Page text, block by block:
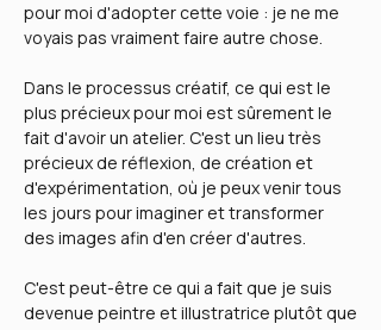
pour moi d'adopter cette voie : je ne me
voyais pas vraiment faire autre chose.
Dans le processus créatif, ce qui est le
plus précieux pour moi est sûrement le
fait d'avoir un atelier. C'est un lieu très
précieux de réflexion, de création et
d'expérimentation, où je peux venir tous
les jours pour imaginer et transformer
des images afin d'en créer d'autres.
C'est peut-être ce qui a fait que je suis
devenue peintre et illustratrice plutôt que